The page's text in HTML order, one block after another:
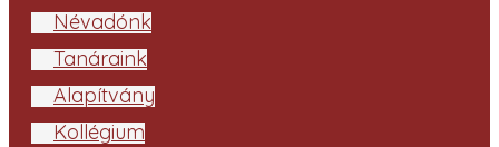
Névadónk
Tanáraink
Alapítvány
Kollégium